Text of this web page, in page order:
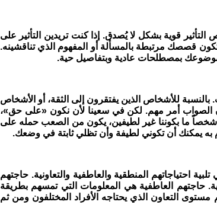
قوية بشكل لا يُصدق. إذا كنت تريدين التأثير على
قصصك مرتبطة بالمسألة أو المفهوم الذي تناقشينه.
بمصطلحات عادية وبتفاصيل حية.
للأشخاص الذين يفتقرون إلى الثقة، أو الأشخاص
فإن الصواب أمر مهم. لكن في سعينا لأن نكون «على حق»،
شخصاً ما بكوننا غير لطيفين، يكون من الصعب حمله على
به يمكنك أن تكوني لطيفة وأن تظلي ثابتة في وضعك.
احتياجاتهم المنطقية والعاطفية والتعاونية. حاجتهم
حاجتهم العاطفية هي المعلومات التي تمسهم بطريقة
مستوى التعاون الذي يحتاجه الأفراد المختلفون ومن ثم